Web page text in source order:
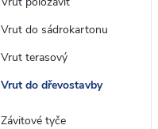
Vrut do sádrokartonu
Vrut terasový
Vrut do dřevostavby
Závitové tyče